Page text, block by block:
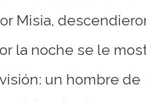
Misia,
la noche se le
un hombre de